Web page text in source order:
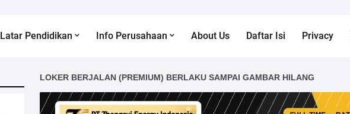
Latar Pendidikan Info Perusahaan About Us Daftar Isi Privacy
LOKER BERJALAN (PREMIUM) BERLAKU SAMPAI GAMBAR HILANG